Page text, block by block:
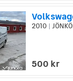
2010
500 kr